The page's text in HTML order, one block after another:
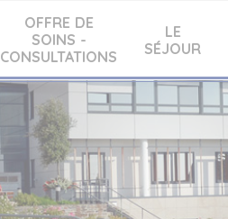
OFFRE DE
SOINS -
CONSULTATIONS
LE
SÉJOUR